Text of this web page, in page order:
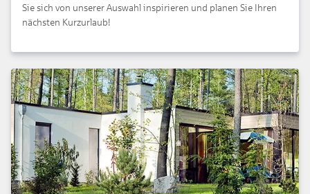
Sie sich von unserer Auswahl inspirieren und planen Sie Ihren
nächsten Kurzurlaub!